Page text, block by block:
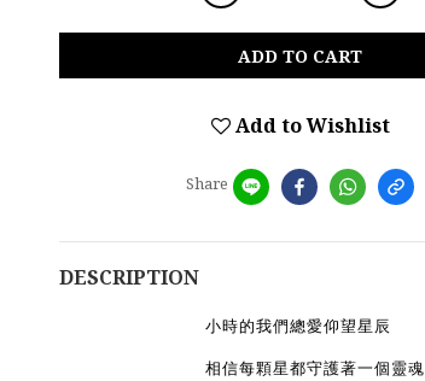
ADD TO CART
Add to Wishlist
Share
DESCRIPTION
⼩時的我們總愛仰望星辰
相信每顆星都守護著⼀個靈魂